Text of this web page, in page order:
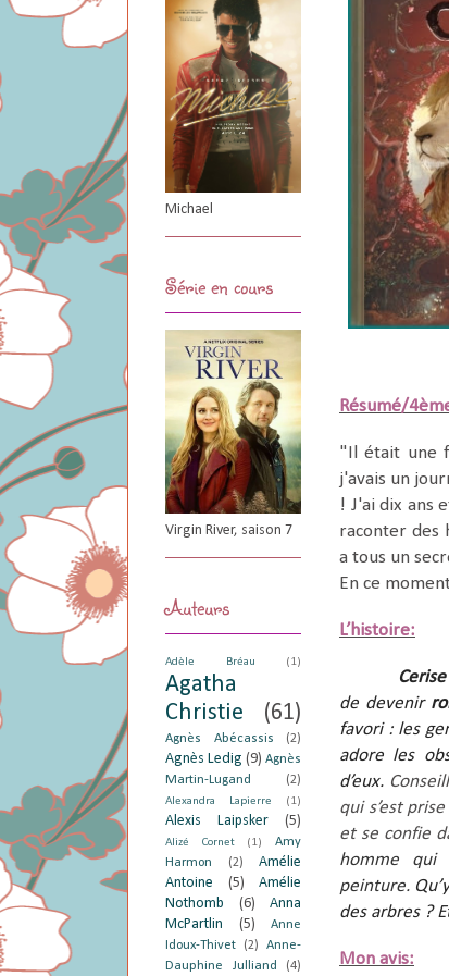
Résumé/
"Il était une
j'avais un
! J'ai dix ans
raconter des
a tous un
En ce
L’histoire:
Cerise
de devenir
favori : les
adore les
d’eux.
qui s’est
et se confie
homme qui
peinture.
des arbres ?
Mon avis:
Michael
Série en cours
Virgin River, saison 7
Auteurs
Adèle Bréau (1)
Agatha
Christie
(61)
Agnès Abécassis (2)
Agnès Ledig (9) Agnès
Martin-Lugand
(2)
Alexandra Lapierre (1)
Alexis Laipsker (5)
Alizé Cornet (1)
Amy
Harmon
(2)
Amélie
Antoine
(5)
Amélie
Nothomb
(6)
Anna
McPartlin
(5)
Anne
Idoux-Thivet
(2)
Anne-
Dauphine Julliand
(4)